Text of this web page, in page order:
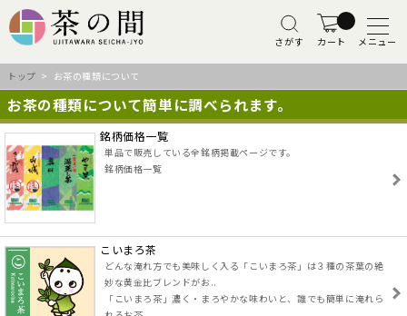
さがす カート メニュー
トップ > お茶の種類について
お茶の種類について簡単に調べられます。
銘柄価格一覧
単品で販売している全銘柄掲載ページです。
銘柄価格一覧
こいまろ茶
どんな淹れ方でも美味しく入る「こいまろ茶」は３種の茶葉の絶
妙な黄金比ブレンドがお..
「こいまろ茶」濃く・まろやかな味わいと、誰でも簡単に淹れら